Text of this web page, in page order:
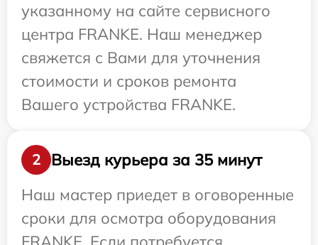
указанному на сайте сервисного
центра FRANKE. Наш менеджер
свяжется с Вами для уточнения
стоимости и сроков ремонта
Вашего устройства FRANKE.
2
Выезд курьера за 35 минут
Наш мастер приедет в оговоренные
сроки для осмотра оборудования